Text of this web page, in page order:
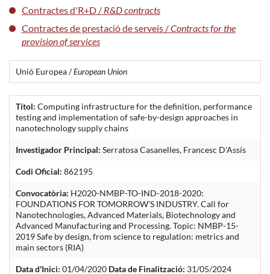
Contractes d'R+D / R&D contracts
Contractes de prestació de serveis /Contracts for the
provision of services
Unió Europea /European Union
Títol: Computing infrastructure for the definition, performance
testing and implementation of safe-by-design approaches in
nanotechnology supply chains
Investigador Principal: Serratosa Casanelles, Francesc D'Assís
Codi Oficial: 862195
Convocatòria: H2020-NMBP-TO-IND-2018-2020:
FOUNDATIONS FOR TOMORROW'S INDUSTRY. Call for
Nanotechnologies, Advanced Materials, Biotechnology and
Advanced Manufacturing and Processing. Topic: NMBP-15-
2019 Safe by design, from science to regulation: metrics and
main sectors (RIA)
Data d'Inici: 01/04/2020 Data de Finalització: 31/05/2024